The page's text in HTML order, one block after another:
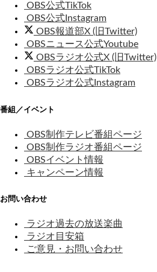
OBS公式TikTok
OBS公式Instagram
OBS報道部X (旧Twitter)
OBSニュース公式Youtube
OBSラジオ公式X (旧Twitter)
OBSラジオ公式TikTok
OBSラジオ公式Instagram
番組／イベント
OBS制作テレビ番組ページ
OBS制作ラジオ番組ページ
OBSイベント情報
キャンペーン情報
お問い合わせ
ラジオ過去の放送楽曲
ラジオ目安箱
ご意見・お問い合わせ